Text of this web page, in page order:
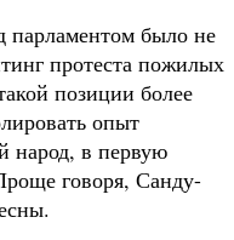
парламентом было не
протеста пожилых
позиции более
опыт
народ, в первую
говоря, Санду-